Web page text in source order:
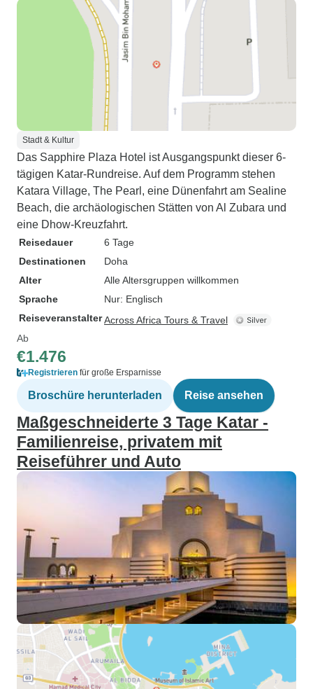
Stadt & Kultur
Das Sapphire Plaza Hotel ist Ausgangspunkt dieser 6-
tägigen Katar-Rundreise. Auf dem Programm stehen
Katara Village, The Pearl, eine Dünenfahrt am Sealine
Beach, die archäologischen Stätten von Al Zubara und
eine Dhow-Kreuzfahrt.
Reisedauer
6 Tage
Destinationen
Doha
Alter
Alle Altersgruppen willkommen
Sprache
Nur: Englisch
ReiseveranstalterAcross Africa Tours & Travel
Ab
€1.476
Registrieren für große Ersparnisse
Broschüre herunterladen Reise ansehen
Maßgeschneiderte 3 Tage Katar -
Familienreise, privatem mit
Reiseführer und Auto